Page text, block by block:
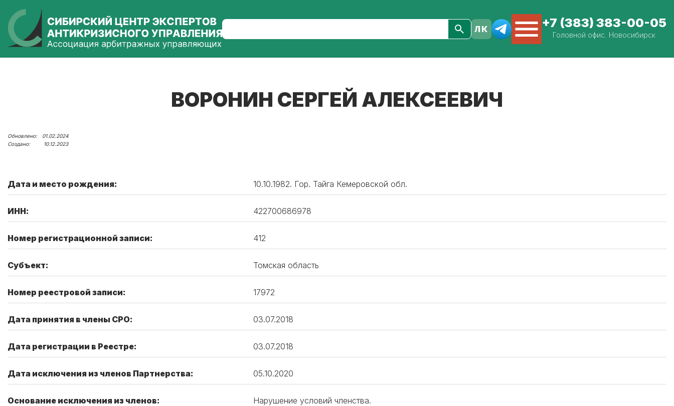
+7 (383) 383-00-05
Головной офис. Новосибирск
ВОРОНИН СЕРГЕЙ АЛЕКСЕЕВИЧ
01.02.2024
10.12.2023
Дата и место рождения: 10.10.1982. Гор. Тайга Кемеровской обл.
ИНН: 422700686978
Номер регистрационной записи: 412
Субъект: Томская область
Номер реестровой записи: 17972
Дата принятия в члены СРО: 03.07.2018
Дата регистрации в Реестре: 03.07.2018
Дата исключения из членов Партнерства: 05.10.2020
Основание исключения из членов: Нарушение условий членства.